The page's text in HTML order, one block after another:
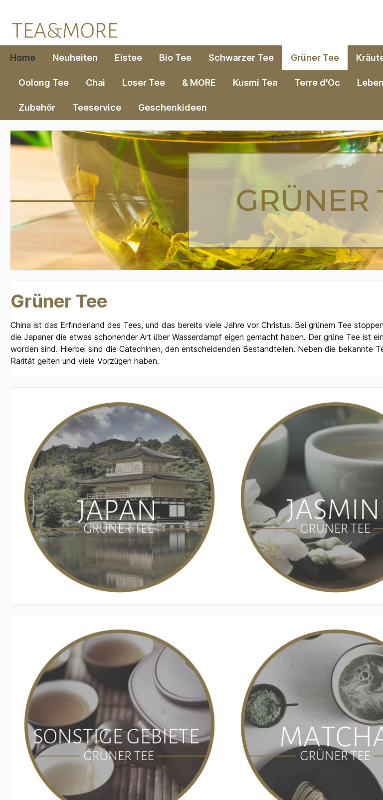
Home Neuheiten Eistee Bio Tee Schwarzer Tee Grüner Tee
Oolong Tee Chai Loser Tee & MORE Kusmi Tea Terre d'Oc
Zubehör Teeservice Geschenkideen
Grüner Tee
China ist das Erfinderland des Tees, und das bereits viele Jahre vor Christus. Bei grünem Tee
die Japaner die etwas schonender Art über Wasserdampf eigen gemacht haben. Der grüne Tee ist
worden sind. Hierbei sind die Catechinen, den entscheidenden Bestandteilen. Neben die bekannte
Rarität gelten und viele Vorzügen haben.